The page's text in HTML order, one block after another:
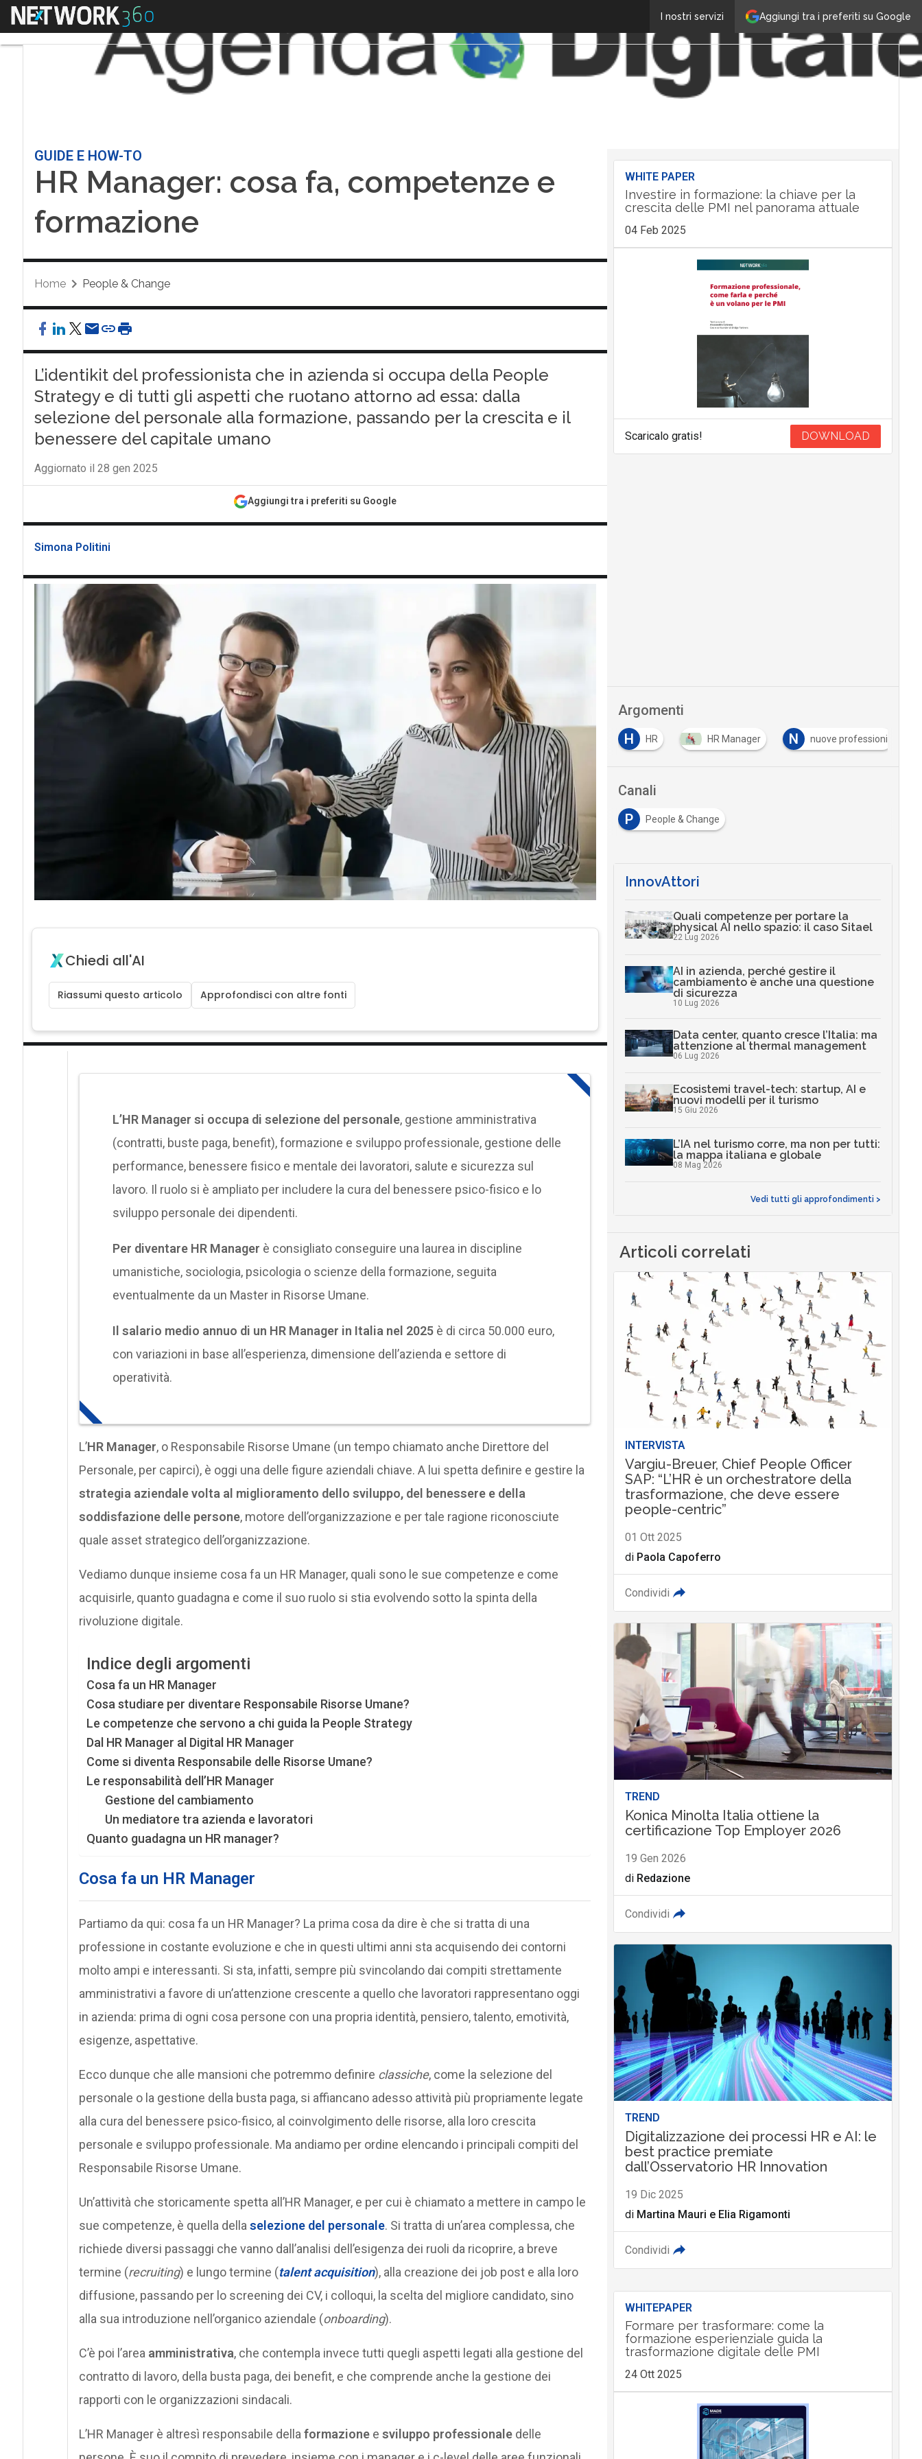
Aggiungi tra i preferiti su Google
I nostri servizi
Menu
GUIDE E HOW-TO
HR Manager: cosa fa, competenze e
formazione
Home People & Change
L’identikit del professionista che in azienda si occupa della People
Strategy e di tutti gli aspetti che ruotano attorno ad essa: dalla
selezione del personale alla formazione, passando per la crescita e il
benessere del capitale umano
Aggiornato il 28 gen 2025
Aggiungi tra i preferiti su Google
Simona Politini
Chiedi all'AI
Riassumi questo articolo Approfondisci con altre fonti
L’HR Manager si occupa di selezione del personale, gestione amministrativa
(contratti, buste paga, benefit), formazione e sviluppo professionale, gestione delle
performance, benessere fisico e mentale dei lavoratori, salute e sicurezza sul
lavoro. Il ruolo si è ampliato per includere la cura del benessere psico-fisico e lo
sviluppo personale dei dipendenti.
Per diventare HR Manager è consigliato conseguire una laurea in discipline
umanistiche, sociologia, psicologia o scienze della formazione, seguita
eventualmente da un Master in Risorse Umane.
Il salario medio annuo di un HR Manager in Italia nel 2025è di circa 50.000 euro,
con variazioni in base all’esperienza, dimensione dell’azienda e settore di
operatività.
L’HR Manager, o Responsabile Risorse Umane (un tempo chiamato anche Direttore del
Personale, per capirci), è oggi una delle figure aziendali chiave. A lui spetta definire e gestire la
strategia aziendale volta al miglioramento dello sviluppo, del benessere e della
soddisfazione delle persone, motore dell’organizzazione e per tale ragione riconosciute
quale asset strategico dell’organizzazione.
Vediamo dunque insieme cosa fa un HR Manager, quali sono le sue competenze e come
acquisirle, quanto guadagna e come il suo ruolo si stia evolvendo sotto la spinta della
rivoluzione digitale.
Indice degli argomenti
Cosa fa un HR Manager
Cosa studiare per diventare Responsabile Risorse Umane?
Le competenze che servono a chi guida la People Strategy
Dal HR Manager al Digital HR Manager
Come si diventa Responsabile delle Risorse Umane?
Le responsabilità dell’HR Manager
Gestione del cambiamento
Un mediatore tra azienda e lavoratori
Quanto guadagna un HR manager?
Cosa fa un HR Manager
Partiamo da qui: cosa fa un HR Manager? La prima cosa da dire è che si tratta di una
professione in costante evoluzione e che in questi ultimi anni sta acquisendo dei contorni
molto ampi e interessanti. Si sta, infatti, sempre più svincolando dai compiti strettamente
amministrativi a favore di un’attenzione crescente a quello che lavoratori rappresentano oggi
in azienda: prima di ogni cosa persone con una propria identità, pensiero, talento, emotività,
esigenze, aspettative.
Ecco dunque che alle mansioni che potremmo definire classiche, come la selezione del
personale o la gestione della busta paga, si affiancano adesso attività più propriamente legate
alla cura del benessere psico-fisico, al coinvolgimento delle risorse, alla loro crescita
personale e sviluppo professionale. Ma andiamo per ordine elencando i principali compiti del
Responsabile Risorse Umane.
Un’attività che storicamente spetta all’HR Manager, e per cui è chiamato a mettere in campo le
sue competenze, è quella della selezione del personale. Si tratta di un’area complessa, che
richiede diversi passaggi che vanno dall’analisi dell’esigenza dei ruoli da ricoprire, a breve
termine (recruiting) e lungo termine (talent acquisition), alla creazione dei job post e alla loro
diffusione, passando per lo screening dei CV, i colloqui, la scelta del migliore candidato, sino
alla sua introduzione nell’organico aziendale (onboarding).
C’è poi l’area amministrativa, che contempla invece tutti quegli aspetti legati alla gestione del
contratto di lavoro, della busta paga, dei benefit, e che comprende anche la gestione dei
rapporti con le organizzazioni sindacali.
L’HR Manager è altresì responsabile della formazionee sviluppo professionaledelle
WHITE PAPER
Investire in formazione: la chiave per la
crescita delle PMI nel panorama attuale
04 Feb 2025
Scaricalo gratis! DOWNLOAD
Argomenti
F
formazione H HR HR Manager N nuove professioni
Canali
P
People & Change
InnovAttori
Quali competenze per portare la
physical AI nello spazio: il caso Sitael
22 Lug 2026
AI in azienda, perché gestire il
cambiamento è anche una questione
di sicurezza
10 Lug 2026
Data center, quanto cresce l’Italia: ma
attenzione al thermal management
06 Lug 2026
Ecosistemi travel-tech: startup, AI e
nuovi modelli per il turismo
15 Giu 2026
L’IA nel turismo corre, ma non per tutti:
la mappa italiana e globale
08 Mag 2026
Vedi tutti gli approfondimenti >
Articoli correlati
INTERVISTA
Vargiu-Breuer, Chief People Officer
SAP: “L’HR è un orchestratore della
trasformazione, che deve essere
people-centric”
01 Ott 2025
di Paola Capoferro
Condividi
TREND
Konica Minolta Italia ottiene la
certificazione Top Employer 2026
19 Gen 2026
di Redazione
Condividi
TREND
Digitalizzazione dei processi HR e AI: le
best practice premiate
dall’Osservatorio HR Innovation
19 Dic 2025
di Martina Mauri e Elia Rigamonti
Condividi
WHITEPAPER
Formare per trasformare: come la
formazione esperienziale guida la
trasformazione digitale delle PMI
24 Ott 2025